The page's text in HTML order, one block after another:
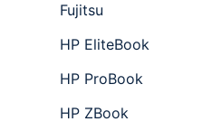
Fujitsu
HP EliteBook
HP ProBook
HP ZBook